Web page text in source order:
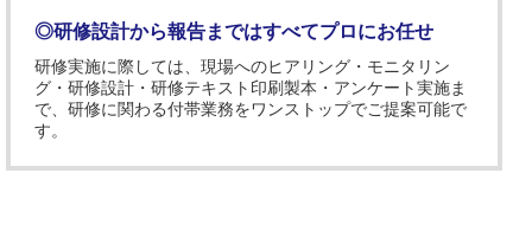
◎研修設計から報告まではすべてプロにお任せ
研修実施に際しては、現場へのヒアリング・モニタリン
グ・研修設計・研修テキスト印刷製本・アンケート実施ま
で、研修に関わる付帯業務をワンストップでご提案可能で
す。